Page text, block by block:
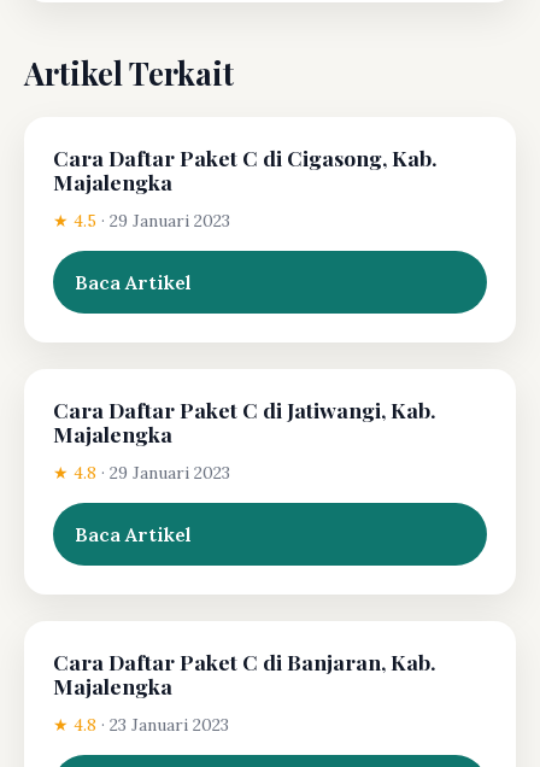
Artikel Terkait
Cara Daftar Paket C di Cigasong, Kab.
Majalengka
★ 4.5 · 29 Januari 2023
Baca Artikel
Cara Daftar Paket C di Jatiwangi, Kab.
Majalengka
★ 4.8 · 29 Januari 2023
Baca Artikel
Cara Daftar Paket C di Banjaran, Kab.
Majalengka
★ 4.8 · 23 Januari 2023